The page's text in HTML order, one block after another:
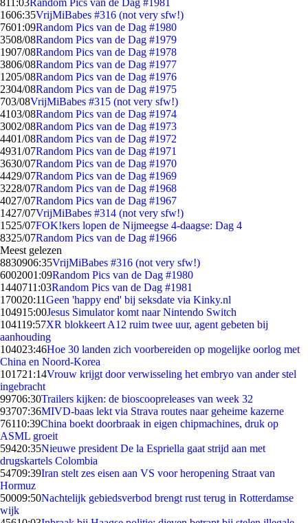
811:03Random Pics van de Dag #1981
1606:35VrijMiBabes #316 (not very sfw!)
7601:09Random Pics van de Dag #1980
3508/08Random Pics van de Dag #1979
1907/08Random Pics van de Dag #1978
3806/08Random Pics van de Dag #1977
1205/08Random Pics van de Dag #1976
2304/08Random Pics van de Dag #1975
703/08VrijMiBabes #315 (not very sfw!)
4103/08Random Pics van de Dag #1974
3002/08Random Pics van de Dag #1973
4401/08Random Pics van de Dag #1972
4931/07Random Pics van de Dag #1971
3630/07Random Pics van de Dag #1970
4429/07Random Pics van de Dag #1969
3228/07Random Pics van de Dag #1968
4027/07Random Pics van de Dag #1967
1427/07VrijMiBabes #314 (not very sfw!)
1525/07FOK!kers lopen de Nijmeegse 4-daagse: Dag 4
8325/07Random Pics van de Dag #1966
Meest gelezen
8830906:35VrijMiBabes #316 (not very sfw!)
6002001:09Random Pics van de Dag #1980
1440711:03Random Pics van de Dag #1981
170020:11Geen 'happy end' bij seksdate via Kinky.nl
104915:00Jesus Simulator komt naar Nintendo Switch
104119:57XR blokkeert A12 ruim twee uur, agent gebeten bij
aanhouding
104023:46Hoe 30 landen zich voorbereiden op mogelijke oorlog met
China en Noord-Korea
101721:14Vrouw krijgt door verwisseling het embryo van ander stel
ingebracht
99706:30Trailers kijken: de bioscoopreleases van week 32
93707:36MIVD-baas lekt via Strava routes naar geheime kazerne
76110:39China boekt doorbraak in eigen chipmachines, druk op
ASML groeit
59420:35Nieuwe president De la Espriella gaat strijd aan met
drugskartels Colombia
54709:39Iran stelt zes eisen aan VS voor heropening Straat van
Hormuz
50009:50Nachtelijk gebiedsverbod brengt rust terug in Rotterdamse
wijk